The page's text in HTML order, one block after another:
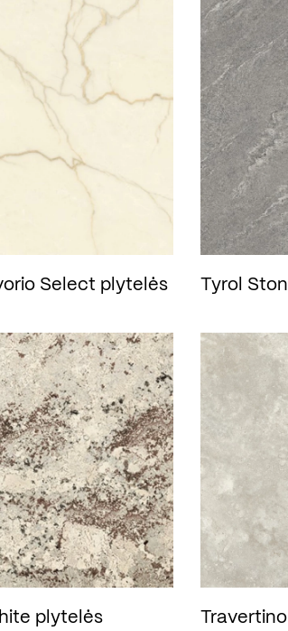
Select plytelės Tyrol
plytelės